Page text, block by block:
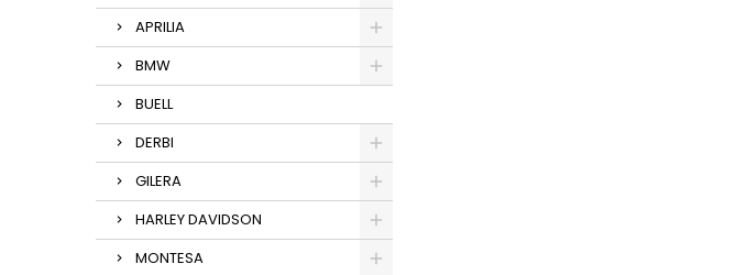
APRILIA
BMW
BUELL
DERBI
GILERA
HARLEY DAVIDSON
MONTESA